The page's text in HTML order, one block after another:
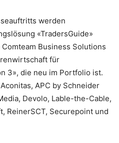
werden
«TradersGuide»
Business Solutions
für
3», die neu im Portfolio ist.
APC by Schneider
Devolo, Lable-the-Cable,
ReinerSCT, Securepoint und